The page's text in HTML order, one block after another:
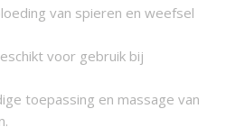
van spieren en weefsel
voor gebruik bij
toepassing en massage van